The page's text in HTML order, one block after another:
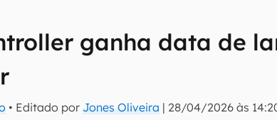
ganha data de
• Editado por Jones Oliveira | 28/04/2026 às
inteligente do mundo tech!
do Canaltech e receba notícias e reviews sobre